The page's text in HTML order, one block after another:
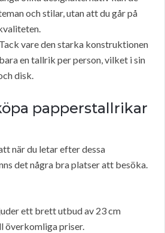
och stilar, utan att du går på
Tack vare den starka konstruktionen
en tallrik per person, vilket i sin
disk.
papperstallrikar
när du letar efter dessa
det några bra platser att besöka.
ett brett utbud av 23 cm
överkomliga priser.